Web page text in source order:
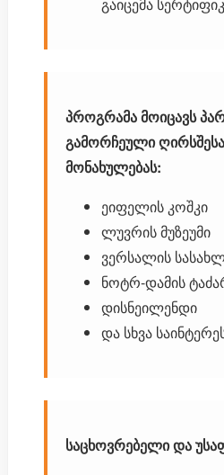
პროგრამა მოიცავს
გამორჩეული
მონახულებას:
ეიფელის კოშკი
ლუვრის მუზეუმი
ვერსალის
ნოტრ-დამის
დისნეილენდი
და სხვა
საცხოვრებელი და